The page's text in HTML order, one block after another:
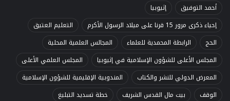
أحمد التوفيق
إثيوبيا
إحياء ذكرى مرور 15 قرنا على ميلاد الرسول الأكرم
التعليم العتيق
الحج
الرابطة المحمدية للعلماء
المجالس العلمية المحلية
المجلس الأعلى للشؤون الإسلامية في إثيوبيا
المجلس العلمي الأعلى
المعرض الدولي للنشر والكتاب
المندوبية الإقليمية للشؤون الإسلامية
الوقف
بيت مال القدس الشريف
خطة تسديد التبليغ